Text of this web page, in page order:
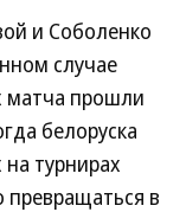
и Соболенко
случае
матча прошли
белоруска
турнирах
в